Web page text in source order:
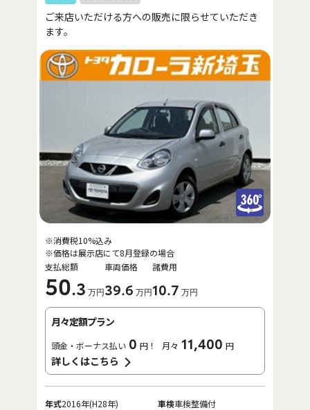
ご来店いただける方への販売に限らせていただき
ます。
支払総額
50.3 万円
車両価格
39.6 万円
諸費用
10.7 万円
※消費税10%込み
※価格は展示店にて8月登録の場合
月々定額プラン
頭金・ボーナス払い 0 円！ 月々 11,400 円
詳しくはこちら
年式2016年(H28年) 車検車検整備付